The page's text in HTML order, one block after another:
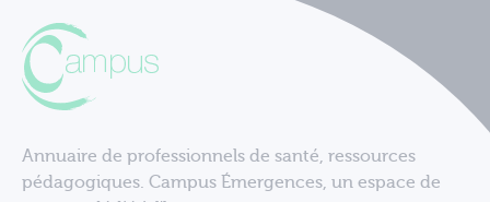
Annuaire de professionnels de santé, ressources
pédagogiques. Campus Émergences, un espace de